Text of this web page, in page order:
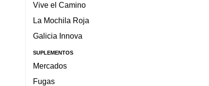
Vive el Camino
La Mochila Roja
Galicia Innova
SUPLEMENTOS
Mercados
Fugas